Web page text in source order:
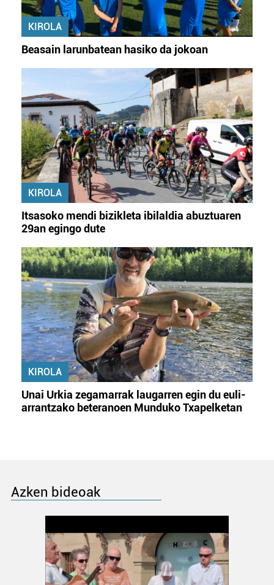
KIROLA
Beasain larunbatean hasiko da jokoan
KIROLA
Itsasoko mendi bizikleta ibilaldia abuztuaren
29an egingo dute
KIROLA
Unai Urkia zegamarrak laugarren egin du euli-
arrantzako beteranoen Munduko Txapelketan
Azken bideoak